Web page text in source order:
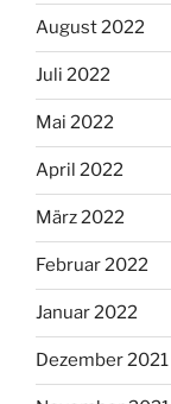
August 2022
Juli 2022
Mai 2022
April 2022
März 2022
Februar 2022
Januar 2022
Dezember 2021